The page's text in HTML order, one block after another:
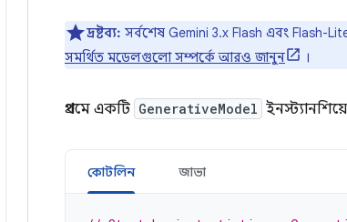
দ্রষ্টব্য: সর্বশেষ Gemini 3.x Flash এবং Flash-
সমর্থিত মডেলগুলো সম্পর্কে আরও জানুন
।
প্রথমে একটি GenerativeModel
কোটলিন জাভা